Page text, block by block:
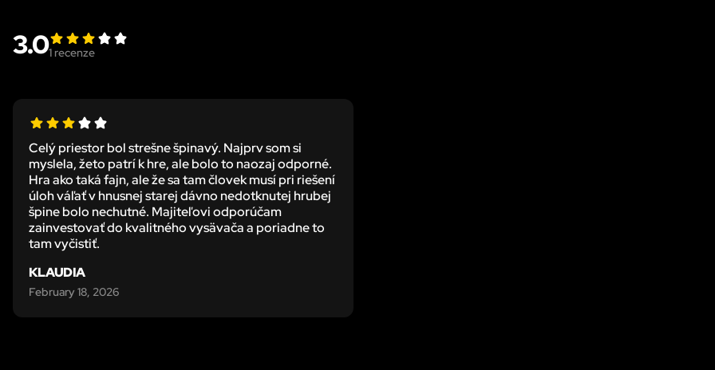
3.01 recenze
Celý priestor bol strešne špinavý. Najprv som si
myslela, žeto patrí k hre, ale bolo to naozaj odporné.
Hra ako taká fajn, ale že sa tam človek musí pri riešení
úloh váľať v hnusnej starej dávno nedotknutej hrubej
špine bolo nechutné. Majiteľovi odporúčam
zainvestovať do kvalitného vysävača a poriadne to
tam vyčistiť.
KLAUDIA
February 18, 2026